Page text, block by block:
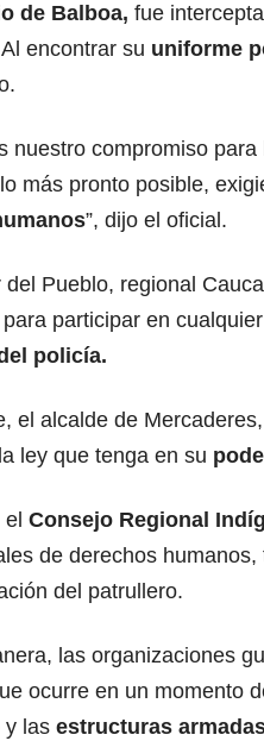
de Balboa, fue
encontrar su uniforme
nuestro compromiso
más pronto posible,
”, dijo el oficial.
del Pueblo, regional
participar en
policía.
el alcalde de
ley que tenga en su
Consejo Regional
de derechos
del patrullero.
las organizaciones
ocurre en un momento
y las estructuras